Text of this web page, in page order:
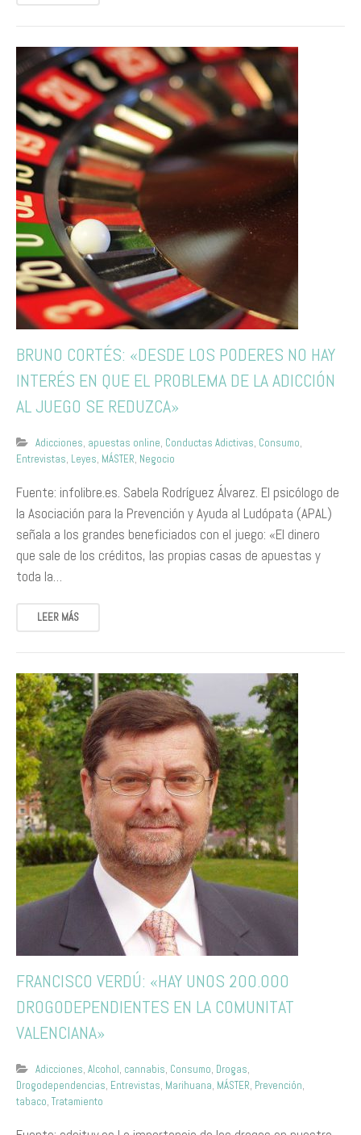
BRUNO CORTÉS: «DESDE LOS PODERES NO HAY
INTERÉS EN QUE EL PROBLEMA DE LA ADICCIÓN
AL JUEGO SE REDUZCA»
Adicciones, apuestas online, Conductas Adictivas, Consumo,
Entrevistas, Leyes, MÁSTER, Negocio
Fuente: infolibre.es. Sabela Rodríguez Álvarez. El psicólogo de
la Asociación para la Prevención y Ayuda al Ludópata (APAL)
señala a los grandes beneficiados con el juego: «El dinero
que sale de los créditos, las propias casas de apuestas y
toda la…
LEER MÁS
FRANCISCO VERDÚ: «HAY UNOS 200.000
DROGODEPENDIENTES EN LA COMUNITAT
VALENCIANA»
Adicciones, Alcohol, cannabis, Consumo, Drogas,
Drogodependencias, Entrevistas, Marihuana, MÁSTER, Prevención,
tabaco, Tratamiento